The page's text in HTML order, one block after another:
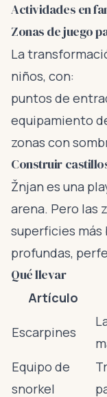
Actividades en
Zonas de juego
La
niños, con:
puntos de
equipamiento
zonas con
Construir
Žnjan es una
arena. Pero las
superficies más
profundas,
Qué llevar
Artículo
Escarpines
Equipo de
snorkel